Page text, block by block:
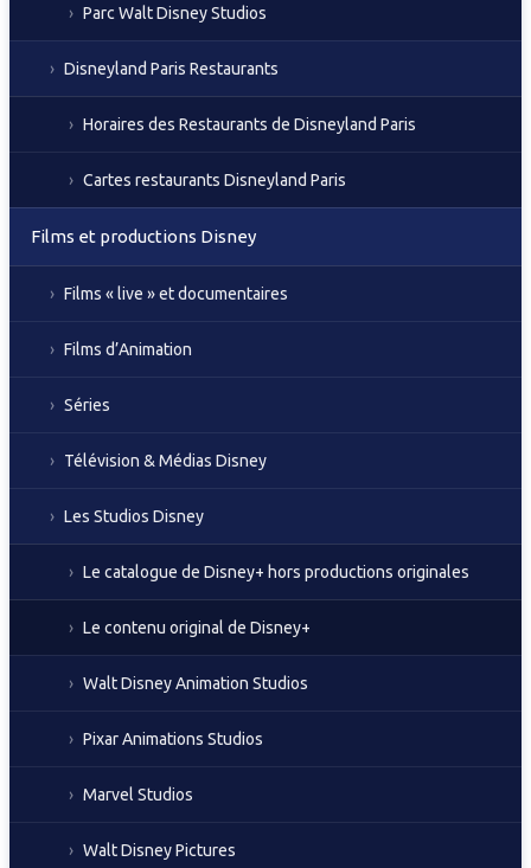
Parc Walt Disney Studios
Disneyland Paris Restaurants
Horaires des Restaurants de Disneyland Paris
Cartes restaurants Disneyland Paris
Films et productions Disney
Films « live » et documentaires
Films d’Animation
Séries
Télévision & Médias Disney
Les Studios Disney
Le catalogue de Disney+ hors productions originales
Le contenu original de Disney+
Walt Disney Animation Studios
Pixar Animations Studios
Marvel Studios
Walt Disney Pictures